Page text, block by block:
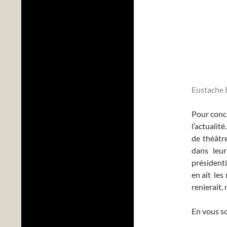
Eustache
Pour
de
dans
en ait les
renierait,
En vous